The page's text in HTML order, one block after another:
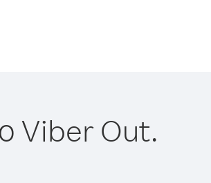
Viber Out.